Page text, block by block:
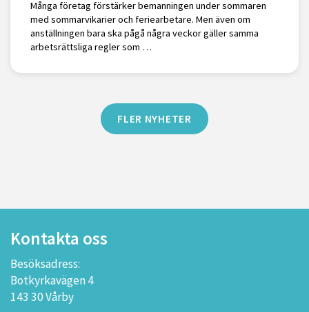
Många företag förstärker bemanningen under sommaren
med sommarvikarier och feriearbetare. Men även om
anställningen bara ska pågå några veckor gäller samma
arbetsrättsliga regler som …
FLER NYHETER
Kontakta oss
Besöksadress:
Botkyrkavägen 4
143 30 Vårby